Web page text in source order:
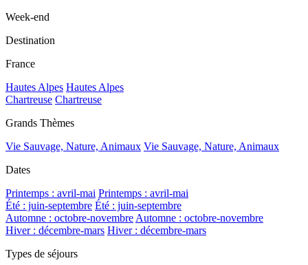
Week-end
Destination
France
Hautes Alpes Hautes Alpes
Chartreuse Chartreuse
Grands Thèmes
Vie Sauvage, Nature, Animaux Vie Sauvage, Nature, Animaux
Dates
Printemps : avril-mai Printemps : avril-mai
Été : juin-septembre Été : juin-septembre
Automne : octobre-novembre Automne : octobre-novembre
Hiver : décembre-mars Hiver : décembre-mars
Types de séjours